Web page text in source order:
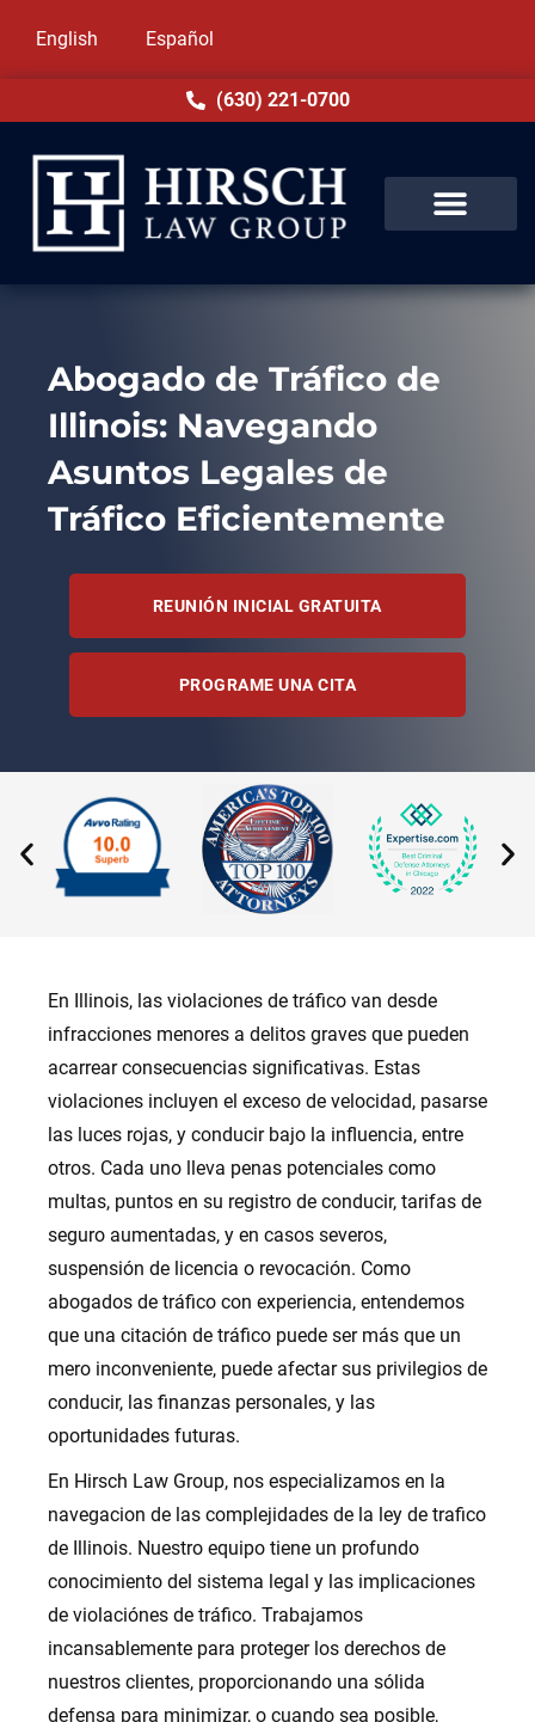
English Español
(630) 221-0700
Abogado de Tráfico de
Illinois: Navegando
Asuntos Legales de
Tráfico Eficientemente
REUNIÓN INICIAL GRATUITA
PROGRAME UNA CITA
En Illinois, las violaciones de tráfico van desde
infracciones menores a delitos graves que pueden
acarrear consecuencias significativas. Estas
violaciones incluyen el exceso de velocidad, pasarse
las luces rojas, y conducir bajo la influencia, entre
otros. Cada uno lleva penas potenciales como
multas, puntos en su registro de conducir, tarifas de
seguro aumentadas, y en casos severos,
suspensión de licencia o revocación. Como
abogados de tráfico con experiencia, entendemos
que una citación de tráfico puede ser más que un
mero inconveniente, puede afectar sus privilegios de
conducir, las finanzas personales, y las
oportunidades futuras.
En Hirsch Law Group, nos especializamos en la
navegacion de las complejidades de la ley de trafico
de Illinois. Nuestro equipo tiene un profundo
conocimiento del sistema legal y las implicaciones
de violaciónes de tráfico. Trabajamos
incansablemente para proteger los derechos de
nuestros clientes, proporcionando una sólida
defensa para minimizar, o cuando sea posible,